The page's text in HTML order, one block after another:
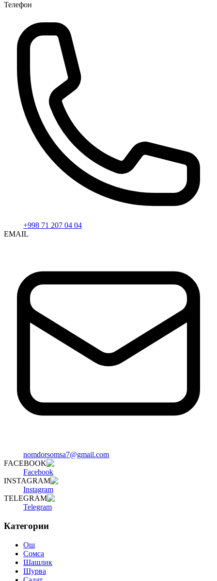
Телефон
+998 71 207 04 04
EMAIL
nomdorsomsa7@gmail.com
FACEBOOK
Facebook
INSTAGRAM
Instagram
TELEGRAM
Telegram
Категории
Ош
Сомса
Шашлик
Шурва